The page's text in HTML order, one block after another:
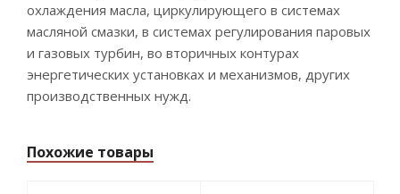
охлаждения масла, циркулирующего в системах
масляной смазки, в системах регулирования паровых
и газовых турбин, во вторичных контурах
энергетических установках и механизмов, других
производственных нужд.
Похожие товары